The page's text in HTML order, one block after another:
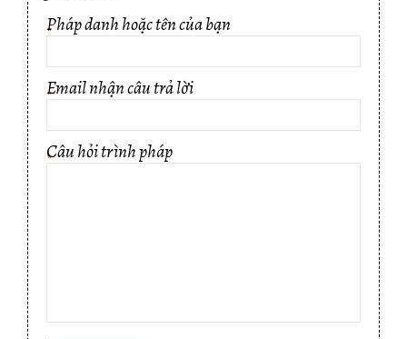
Pháp danh hoặc tên của bạn
*
Email nhận câu trả lời
*
Câu hỏi trình pháp
*